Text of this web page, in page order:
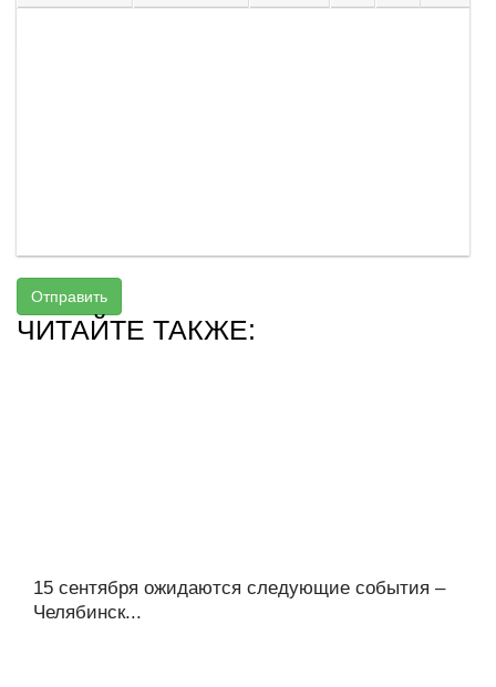
Отправить
ЧИТАЙТЕ ТАКЖЕ:
15 сентября ожидаются следующие события –
Челябинск...